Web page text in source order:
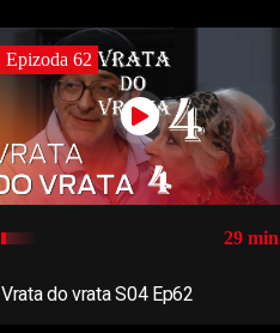
Epizoda 62
29 min
Vrata do vrata S04 Ep62